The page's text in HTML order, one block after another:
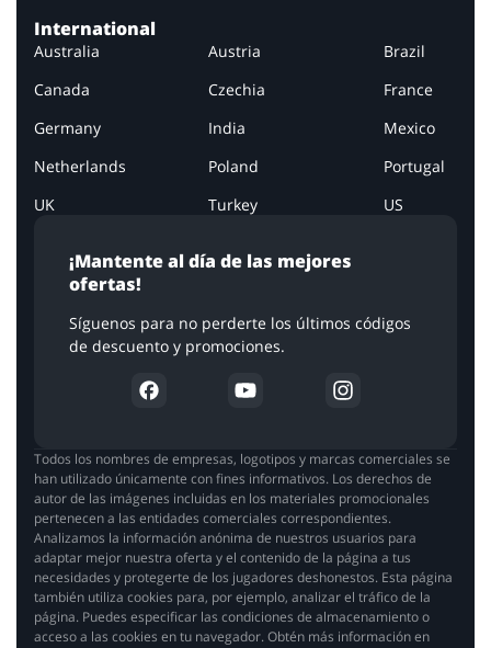
¡Mantente al día de las mejores
ofertas!
Síguenos para no perderte los últimos códigos
de descuento y promociones.
International
Australia Austria
Brazil
Canada
Czechia
France
Germany
India
Mexico
Netherlands
Poland
Portugal
UK
Turkey US
Todos los nombres de empresas, logotipos y marcas comerciales se
han utilizado únicamente con fines informativos. Los derechos de
autor de las imágenes incluidas en los materiales promocionales
pertenecen a las entidades comerciales correspondientes.
Analizamos la información anónima de nuestros usuarios para
adaptar mejor nuestra oferta y el contenido de la página a tus
necesidades y protegerte de los jugadores deshonestos. Esta página
también utiliza cookies para, por ejemplo, analizar el tráfico de la
página. Puedes especificar las condiciones de almacenamiento o
acceso a las cookies en tu navegador. Obtén más información en